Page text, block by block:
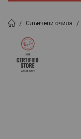
/ Слънчеви очила /